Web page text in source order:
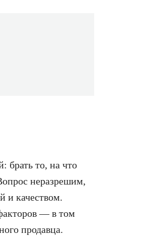
брать то, на что
неразрешим,
и качеством.
— в том
продавца.